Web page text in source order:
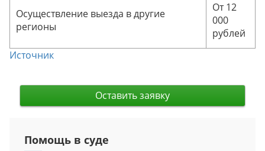
Осуществление выезда в другие
регионы
От 12
000
рублей
Источник
Оставить заявку
Помощь в суде